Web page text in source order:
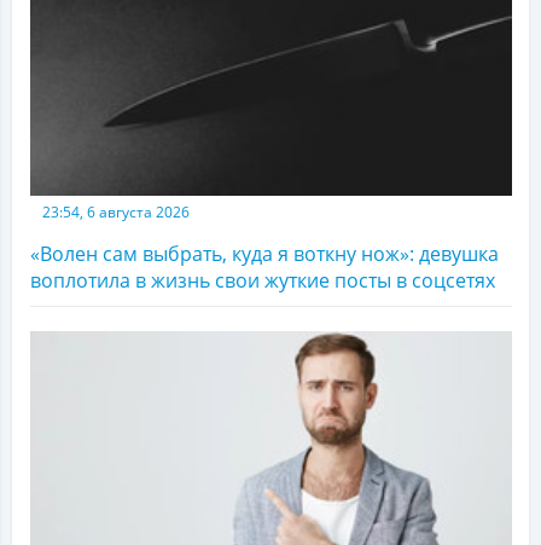
23:54, 6 августа 2026
«Волен сам выбрать, куда я воткну нож»: девушка
воплотила в жизнь свои жуткие посты в соцсетях